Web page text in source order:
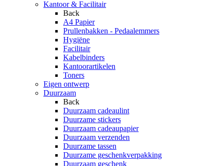
Kantoor & Facilitair
Back
A4 Papier
Prullenbakken - Pedaalemmers
Hygiëne
Facilitair
Kabelbinders
Kantoorartikelen
Toners
Eigen ontwerp
Duurzaam
Back
Duurzaam cadeaulint
Duurzame stickers
Duurzaam cadeaupapier
Duurzaam verzenden
Duurzame tassen
Duurzame geschenkverpakking
Duurzaam geschenk